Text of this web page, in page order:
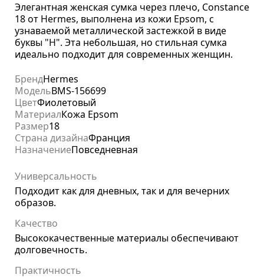
Элегантная женская сумка через плечо, Constance
18 от Hermes, выполнена из кожи Epsom, с
узнаваемой металлической застежкой в виде
буквы "H". Эта небольшая, но стильная сумка
идеально подходит для современных женщин.
БрендHermes
МодельBMS-156699
ЦветФиолетовый
МатериалКожа Epsom
Размер18
Страна дизайнаФранция
НазначениеПовседневная
Универсальность
Подходит как для дневных, так и для вечерних
образов.
Качество
Высококачественные материалы обеспечивают
долговечность.
Практичность